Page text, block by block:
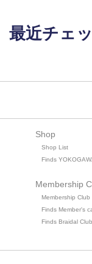
最近チェ
Shop
Shop List
Finds
Membership
Membership Club
Finds Member's
Finds Braidal Club